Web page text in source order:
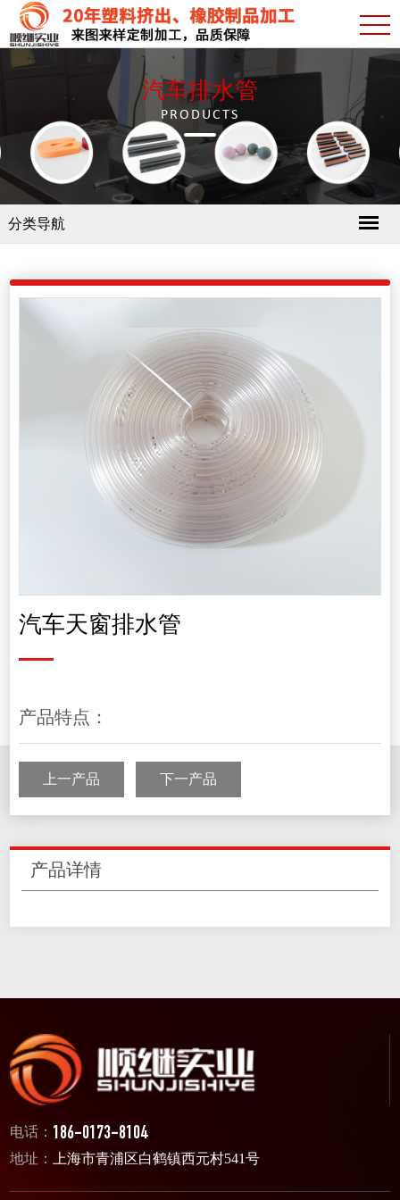
汽车排水管
PRODUCTS
分类导航
汽车天窗排水管
产品特点：
上一产品 下一产品
产品详情
电话： 186-0173-8104
地址： 上海市青浦区白鹤镇西元村541号